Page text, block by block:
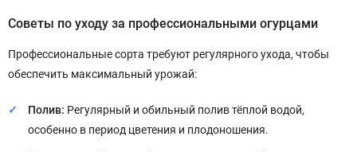
Советы по уходу за профессиональными огурцами
Профессиональные сорта требуют регулярного ухода, чтобы
обеспечить максимальный урожай:
Полив: Регулярный и обильный полив тёплой водой,
особенно в период цветения и плодоношения.